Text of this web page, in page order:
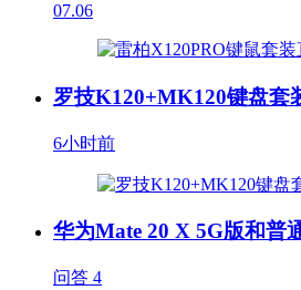
07.06
罗技K120+MK120键盘套
6小时前
华为Mate 20 X 5G版和普
问答 4